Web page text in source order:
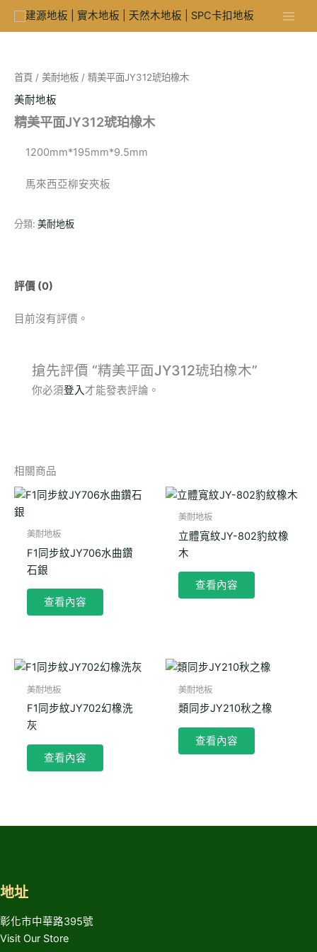
首頁 / 美耐地板 / 精美平面JY312琥珀橡木
美耐地板
精美平面JY312琥珀橡木
1200mm*195mm*9.5mm
馬來西亞柳安夾板
分類: 美耐地板
評價 (0)
目前沒有評價。
搶先評價 “精美平面JY312琥珀橡木”
你必須登入才能發表評論。
相關商品
美耐地板
F1同步紋JY706水曲鑽
石銀
查看內容
美耐地板
立體寬紋JY-802豹紋橡
木
查看內容
美耐地板
F1同步紋JY702幻橡洗
灰
查看內容
美耐地板
類同步JY210秋之橡
查看內容
地址
彰化市中華路395號
Visit Our Store